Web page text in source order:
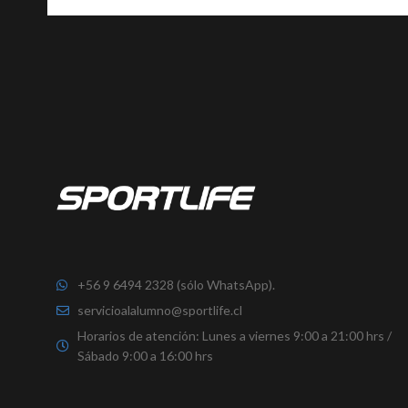
+56 9 6494 2328 (sólo WhatsApp).
servicioalalumno@sportlife.cl
Horarios de atención: Lunes a viernes 9:00 a 21:00 hrs /
Sábado 9:00 a 16:00 hrs